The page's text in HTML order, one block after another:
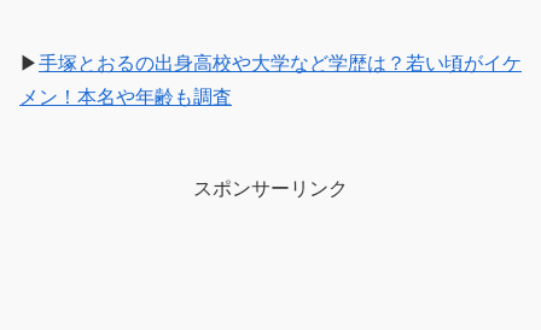
▶手塚とおるの出身高校や大学など学歴は？若い頃がイケ
メン！本名や年齢も調査
スポンサーリンク